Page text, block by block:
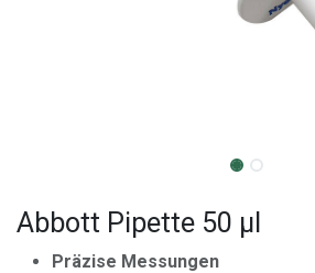
Abbott Pipette 50 µl
Präzise Messungen